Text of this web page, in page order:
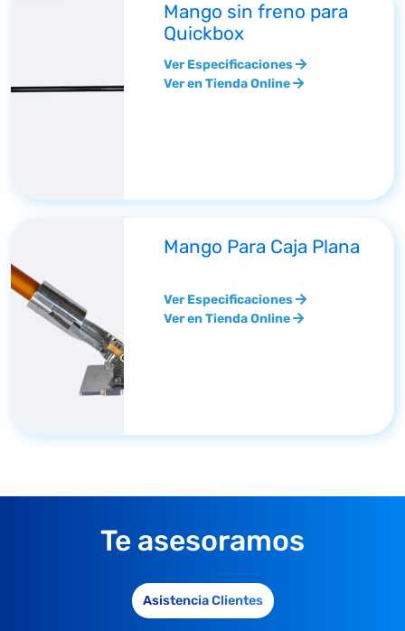
Mango sin freno para
Quickbox
Ver Especificaciones
Ver en Tienda Online
Mango Para Caja Plana
Ver Especificaciones
Ver en Tienda Online
Te asesoramos
Asistencia Clientes